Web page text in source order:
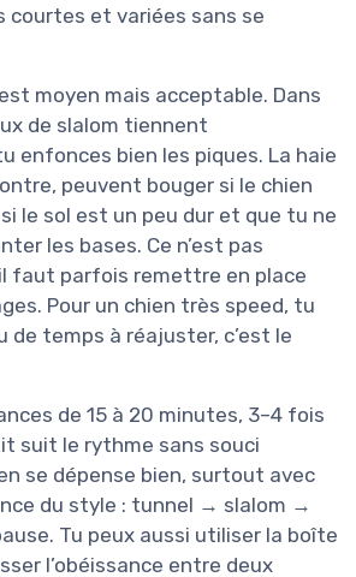
courtes et variées sans se
moyen mais acceptable. Dans
de slalom tiennent
enfonces bien les piques. La haie
peuvent bouger si le chien
le sol est un peu dur et que tu ne
les bases. Ce n’est pas
faut parfois remettre en place
Pour un chien très speed, tu
de temps à réajuster, c’est le
de 15 à 20 minutes, 3–4 fois
suit le rythme sans souci
se dépense bien, surtout avec
du style : tunnel → slalom →
Tu peux aussi utiliser la boîte
l’obéissance entre deux